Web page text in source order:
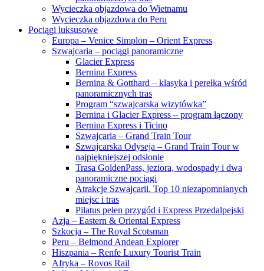
Wycieczka objazdowa do Wietnamu
Wycieczka objazdowa do Peru
Pociągi luksusowe
Europa – Venice Simplon – Orient Express
Szwajcaria – pociągi panoramiczne
Glacier Express
Bernina Express
Bernina & Gotthard – klasyka i perełka wśród
panoramicznych tras
Program “szwajcarska wizytówka”
Bernina i Glacier Express – program łączony
Bernina Express i Ticino
Szwajcaria – Grand Train Tour
Szwajcarska Odyseja – Grand Train Tour w
najpiękniejszej odsłonie
Trasa GoldenPass, jeziora, wodospady i dwa
panoramiczne pociągi
Atrakcje Szwajcarii. Top 10 niezapomnianych
miejsc i tras
Pilatus pełen przygód i Express Przedalpejski
Azja – Eastern & Oriental Express
Szkocja – The Royal Scotsman
Peru – Belmond Andean Explorer
Hiszpania – Renfe Luxury Tourist Train
Afryka – Rovos Rail